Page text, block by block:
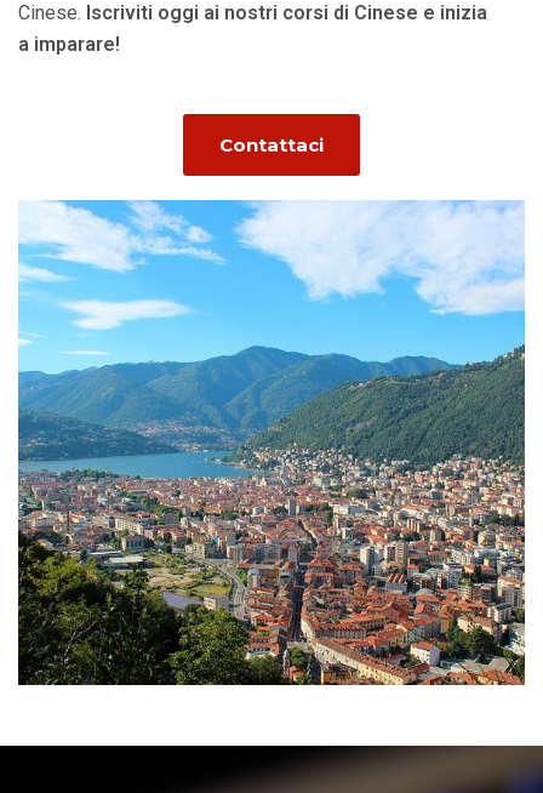
Cinese. Iscriviti oggi ai nostri corsi di Cinese e inizia
a imparare!
Contattaci